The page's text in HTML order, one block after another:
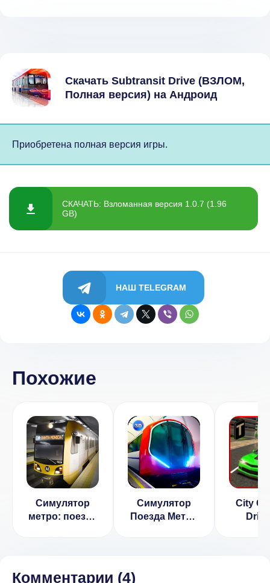
Скачать Subtransit Drive (ВЗЛОМ,
Полная версия) на Андроид
Приобретена полная версия игры.
СКАЧАТЬ: Взломанная версия 1.0.7 (1.96
GB)
НАШ TELEGRAM
Похожие
Симулятор
метро: поезда
Симулятор
Поезда Метро
City
Комментарии (4)